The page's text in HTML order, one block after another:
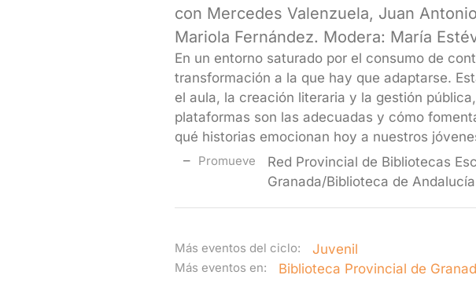
con Mercedes Valenzuela, Juan
Mariola Fernández. Modera: María
En un entorno saturado por el consumo de
transformación a la que hay que adaptarse.
el aula, la creación literaria y la gestión
plataformas son las adecuadas y cómo
qué historias emocionan hoy a nuestros
Promueve
Red Provincial de Bibliotecas
Granada/Biblioteca de Andalucía
Más eventos del ciclo: Juvenil
Más eventos en: Biblioteca Provincial de